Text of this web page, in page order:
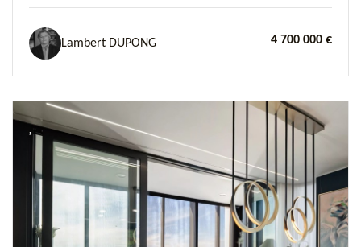
Lambert DUPONG 4 700 000 €